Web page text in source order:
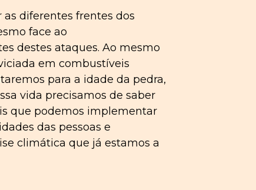
diferentes frentes dos
face ao
destes ataques. Ao mesmo
em combustíveis
para a idade da pedra,
vida precisamos de saber
que podemos implementar
das pessoas e
climática que já estamos a